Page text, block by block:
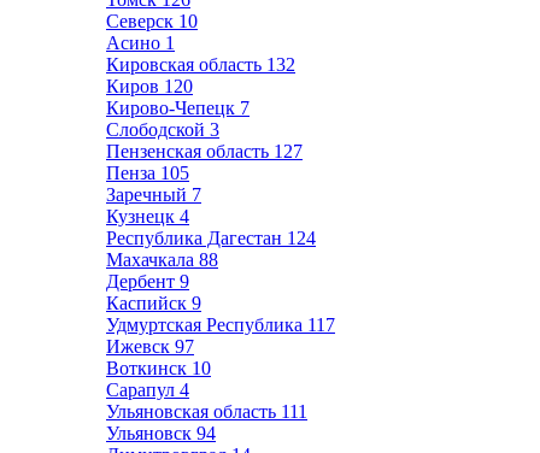
Северск 10
Асино 1
Кировская область 132
Киров 120
Кирово-Чепецк 7
Слободской 3
Пензенская область 127
Пенза 105
Заречный 7
Кузнецк 4
Республика Дагестан 124
Махачкала 88
Дербент 9
Каспийск 9
Удмуртская Республика 117
Ижевск 97
Воткинск 10
Сарапул 4
Ульяновская область 111
Ульяновск 94